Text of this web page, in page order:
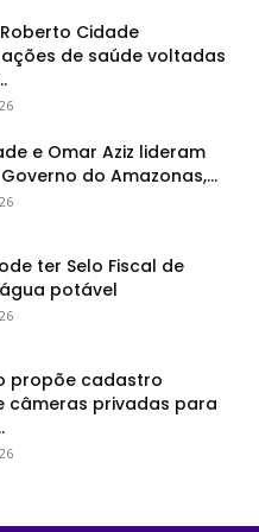
Cidade
de saúde voltadas
e Omar Aziz lideram
do Amazonas,...
ter Selo Fiscal de
potável
propõe cadastro
câmeras privadas para